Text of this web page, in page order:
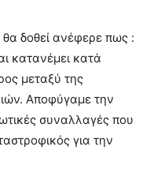
δοθεί ανέφερε πως :
κατανέμει κατά
μεταξύ της
Αποφύγαμε την
συναλλαγές που
για την